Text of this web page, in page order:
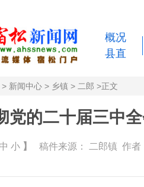
概况
县直
> 新闻中心 > 乡镇 > 二郎 >正文
党的二十届三中
中 小】 稿件来源： 二郎镇作者